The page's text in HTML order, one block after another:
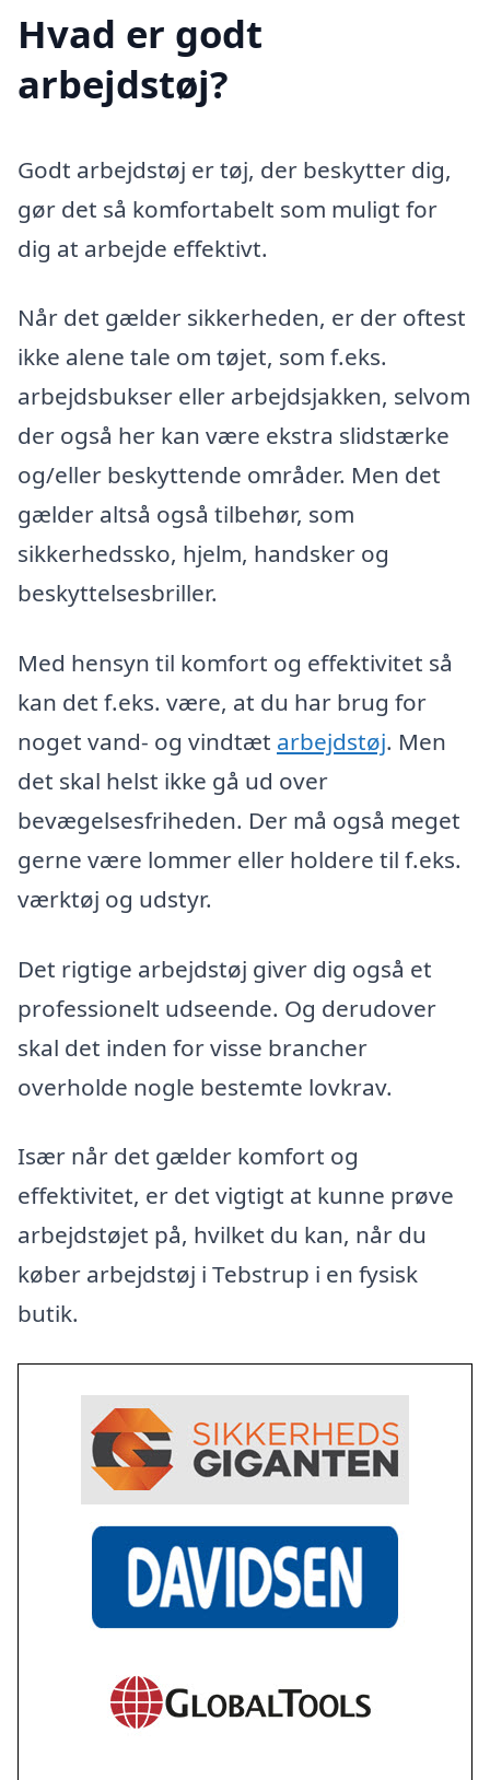
Hvad er godt
arbejdstøj?
Godt arbejdstøj er tøj, der beskytter dig,
gør det så komfortabelt som muligt for
dig at arbejde effektivt.
Når det gælder sikkerheden, er der oftest
ikke alene tale om tøjet, som f.eks.
arbejdsbukser eller arbejdsjakken, selvom
der også her kan være ekstra slidstærke
og/eller beskyttende områder. Men det
gælder altså også tilbehør, som
sikkerhedssko, hjelm, handsker og
beskyttelsesbriller.
Med hensyn til komfort og effektivitet så
kan det f.eks. være, at du har brug for
noget vand- og vindtæt arbejdstøj. Men
det skal helst ikke gå ud over
bevægelsesfriheden. Der må også meget
gerne være lommer eller holdere til f.eks.
værktøj og udstyr.
Det rigtige arbejdstøj giver dig også et
professionelt udseende. Og derudover
skal det inden for visse brancher
overholde nogle bestemte lovkrav.
Især når det gælder komfort og
effektivitet, er det vigtigt at kunne prøve
arbejdstøjet på, hvilket du kan, når du
køber arbejdstøj i Tebstrup i en fysisk
butik.